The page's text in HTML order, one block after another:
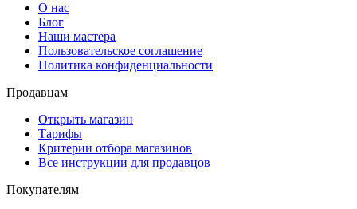
О нас
Блог
Наши мастера
Пользовательское соглашение
Политика конфиденциальности
Продавцам
Открыть магазин
Тарифы
Критерии отбора магазинов
Все инструкции для продавцов
Покупателям